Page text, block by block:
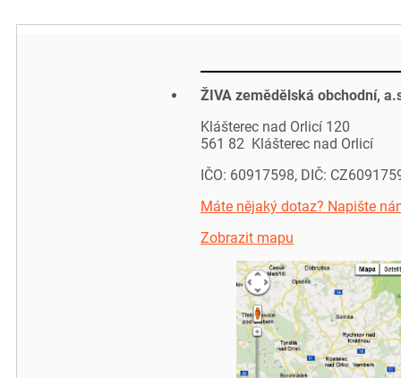
ŽIVA zemědělská obchodní,
Klášterec nad Orlicí 120
561 82 Klášterec nad Orlicí
IČO: 60917598, DIČ:
Máte nějaký dotaz? Napište
Zobrazit mapu